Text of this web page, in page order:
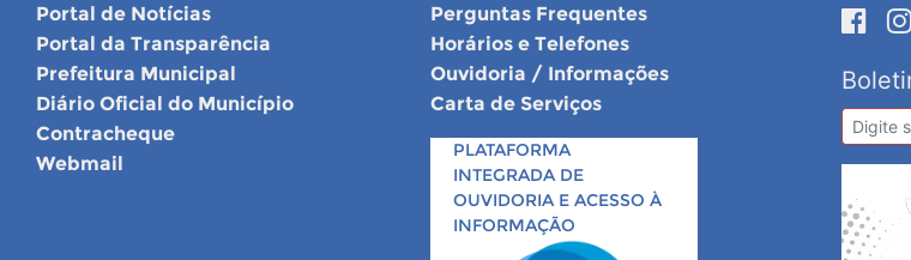
Portal de Notícias
Portal da Transparência
Prefeitura Municipal
Diário Oficial do Município
Contracheque
Webmail
Perguntas Frequentes
Horários e Telefones
Ouvidoria / Informações
Carta de Serviços
PLATAFORMA
INTEGRADA DE
OUVIDORIA E ACESSO À
INFORMAÇÃO